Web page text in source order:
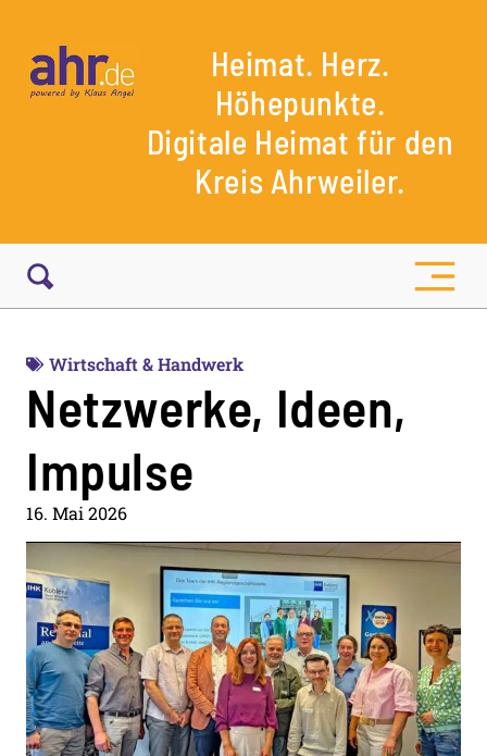
Heimat. Herz.
Höhepunkte.
Digitale Heimat für den
Kreis Ahrweiler.
Wirtschaft & Handwerk
Netzwerke, Ideen,
Impulse
16. Mai 2026